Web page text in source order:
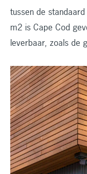
tussen de
m2 is Cape Cod
leverbaar, zoals de